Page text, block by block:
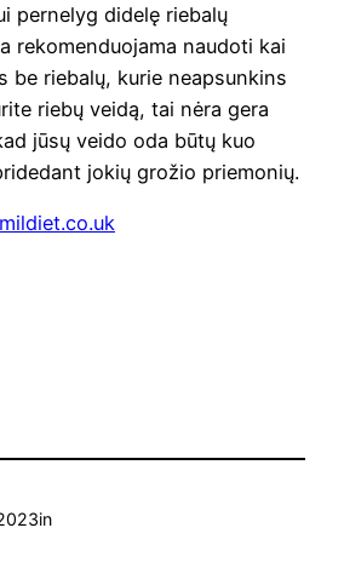
pernelyg didelę riebalų
rekomenduojama naudoti kai
be riebalų, kurie neapsunkins
riebų veidą, tai nėra gera
jūsų veido oda būtų kuo
jokių grožio priemonių.
in